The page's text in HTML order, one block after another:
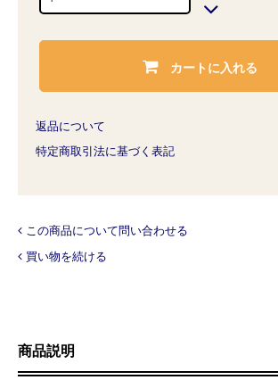
カートに入れる
返品について
特定商取引法に基づく表記
この商品について問い合わせる
買い物を続ける
商品説明